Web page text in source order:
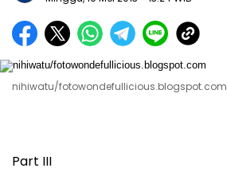
nihiwatu/fotowondefullicious.blogspot.com
Part III